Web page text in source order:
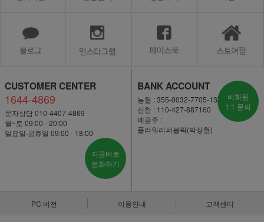
CUSTOMER CENTER
1644-4869
문자상담 010-4407-4869
월~토 09:00 - 20:00
일요일·공휴일 09:00 - 18:00
지금바로
전화하기
BANK ACCOUNT
농협 : 355-0032-7705-13
신한 : 110-427-887160
예금주 :
플라워리퍼블릭(박상현)
비회원
1:1 문의
PC 버전 이용안내 고객센터